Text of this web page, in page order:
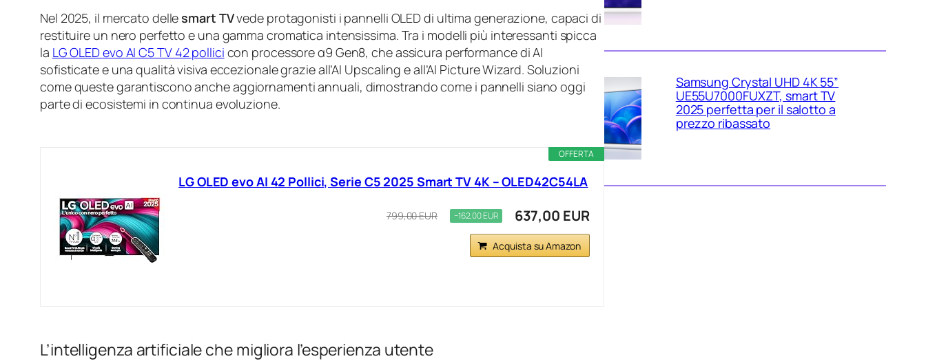
Nel 2025, il mercato dellesmart TVvede protagonisti i pannelli OLED di ultima generazione, capaci di
restituire un nero perfetto e una gamma cromatica intensissima. Tra i modelli più interessanti spicca
la LG OLED evo AI C5 TV 42 pollici con processore α9 Gen8, che assicura performance di AI
sofisticate e una qualità visiva eccezionale grazie all’AI Upscaling e all’AI Picture Wizard. Soluzioni
come queste garantiscono anche aggiornamenti annuali, dimostrando come i pannelli siano oggi
parte di ecosistemi in continua evoluzione.
OFFERTA
LG OLED evo AI 42 Pollici, Serie C5 2025 Smart TV 4K – OLED42C54LA
799,00 EUR −162,00 EUR 637,00 EUR
Acquista su Amazon
L’intelligenza artificiale che migliora l’esperienza utente
Samsung Crystal UHD 4K 55”
UE55U7000FUXZT, smart TV
2025 perfetta per il salotto a
prezzo ribassato